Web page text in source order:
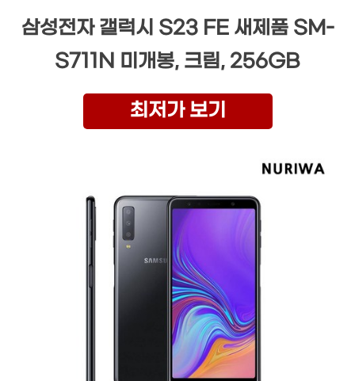
삼성전자 갤럭시 S23 FE 새제품 SM-
S711N 미개봉, 크림, 256GB
최저가 보기